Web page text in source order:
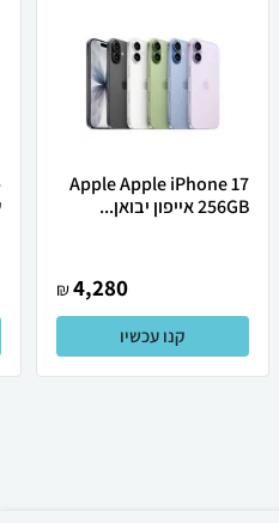
Apple Apple iPhone 17
256GB אייפון יבואן...
4,280
₪
קנו עכשיו